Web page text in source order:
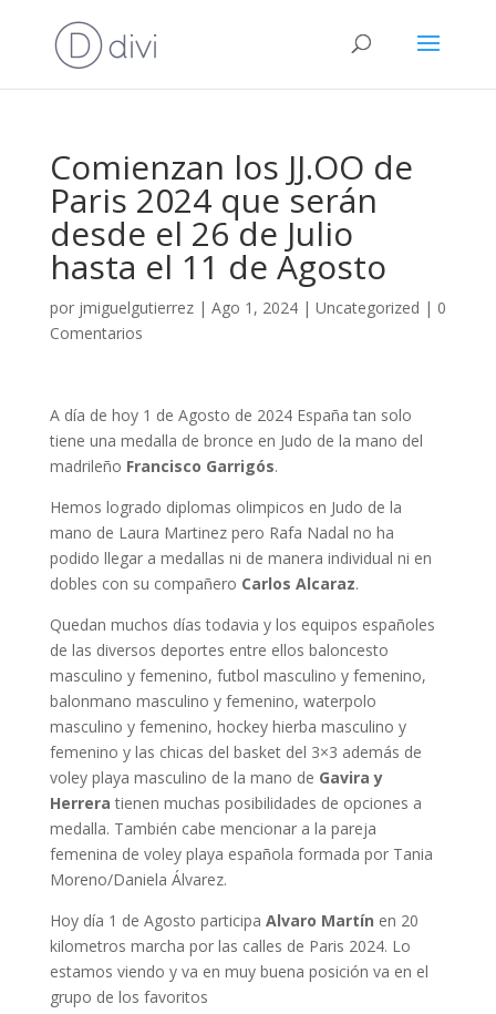
Comienzan los JJ.OO de
Paris 2024 que serán
desde el 26 de Julio
hasta el 11 de Agosto
por jmiguelgutierrez| Ago 1, 2024| Uncategorized | 0
Comentarios
A día de hoy 1 de Agosto de 2024 España tan solo
tiene una medalla de bronce en Judo de la mano del
madrileño Francisco Garrigós.
Hemos logrado diplomas olimpicos en Judo de la
mano de Laura Martinez pero Rafa Nadal no ha
podido llegar a medallas ni de manera individual ni en
dobles con su compañero Carlos Alcaraz.
Quedan muchos días todavia y los equipos españoles
de las diversos deportes entre ellos baloncesto
masculino y femenino, futbol masculino y femenino,
balonmano masculino y femenino, waterpolo
masculino y femenino, hockey hierba masculino y
femenino y las chicas del basket del 3×3 además de
voley playa masculino de la mano de Gavira y
Herrera tienen muchas posibilidades de opciones a
medalla. También cabe mencionar a la pareja
femenina de voley playa española formada por Tania
Moreno/Daniela Álvarez.
Hoy día 1 de Agosto participa Alvaro Martín en 20
kilometros marcha por las calles de Paris 2024. Lo
estamos viendo y va en muy buena posición va en el
grupo de los favoritos